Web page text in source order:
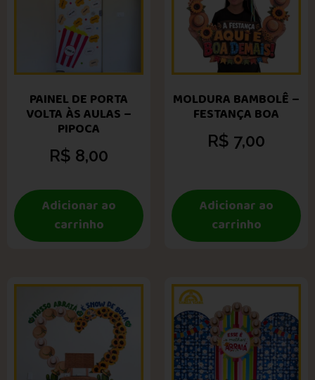
PAINEL DE PORTA
VOLTA ÀS AULAS –
PIPOCA
R$ 8,00
Adicionar ao
carrinho
MOLDURA BAMBOLÊ –
FESTANÇA BOA
R$ 7,00
Adicionar ao
carrinho